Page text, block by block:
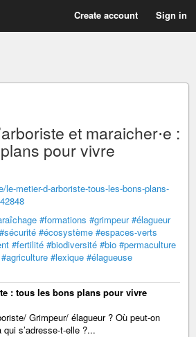
Create account Sign in
et maraicher⋅e :
pour vivre
le-metier-d-arboriste-tous-les-bons-plans-
#formations #grimpeur #élagueur
#sécurité #écosystème #espaces-verts
#fertilité #biodiversité #bio #permaculture
#agriculture #lexique #élagueuse
: tous les bons plans pour vivre
Grimpeur/ élagueur ? Où peut-on
s’adresse-t-elle ?...